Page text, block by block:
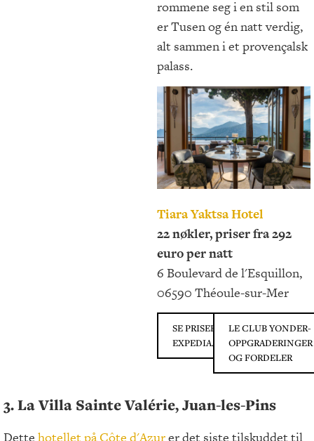
rommene seg i en stil som
er Tusen og én natt verdig,
alt sammen i et provençalsk
palass.
Tiara Yaktsa Hotel
22 nøkler, priser fra 292
euro per natt
6 Boulevard de l'Esquillon,
06590 Théoule-sur-Mer
SE PRISER PÅ
EXPEDIA.COM
LE CLUB YONDER-
OPPGRADERINGER
OG FORDELER
3. La Villa Sainte Valérie, Juan-les-Pins
Dette hotellet på Côte d'Azurer det siste tilskuddet til